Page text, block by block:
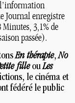
Journal enregistre
Minutes, 3,1% de
passée).
En thérapie,No
filleouLes
le cinéma et
fédéré le public